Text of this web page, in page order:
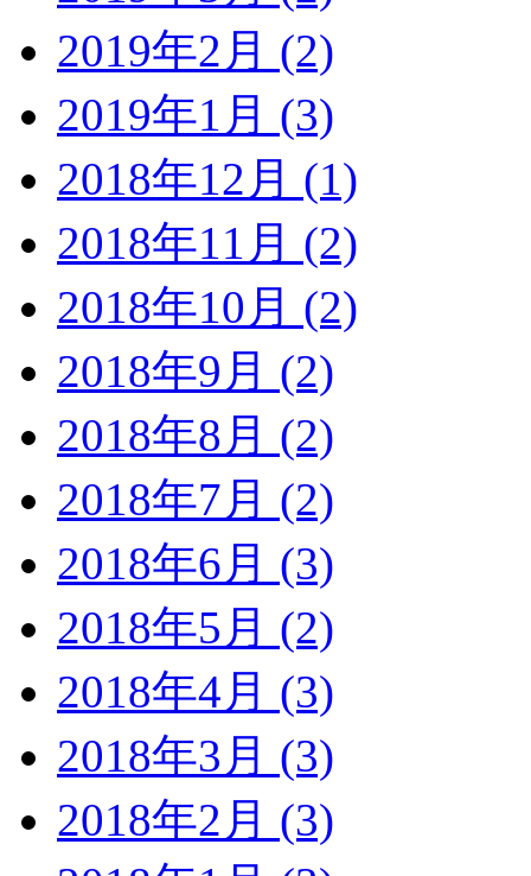
2019年2月 (2)
2019年1月 (3)
2018年12月 (1)
2018年11月 (2)
2018年10月 (2)
2018年9月 (2)
2018年8月 (2)
2018年7月 (2)
2018年6月 (3)
2018年5月 (2)
2018年4月 (3)
2018年3月 (3)
2018年2月 (3)